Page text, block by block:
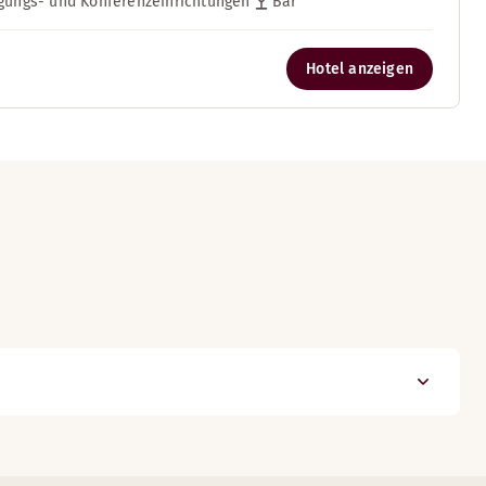
Hotel anzeigen